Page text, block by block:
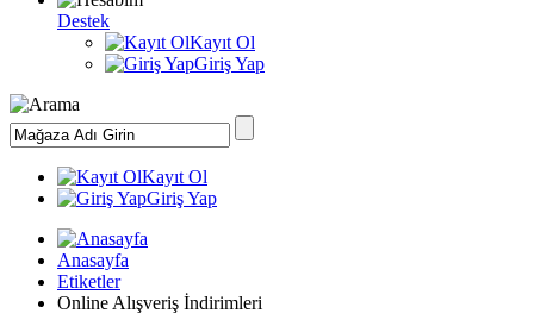
Destek
Kayıt Ol
Giriş Yap
Kayıt Ol
Giriş Yap
Anasayfa
Etiketler
Online Alışveriş İndirimleri